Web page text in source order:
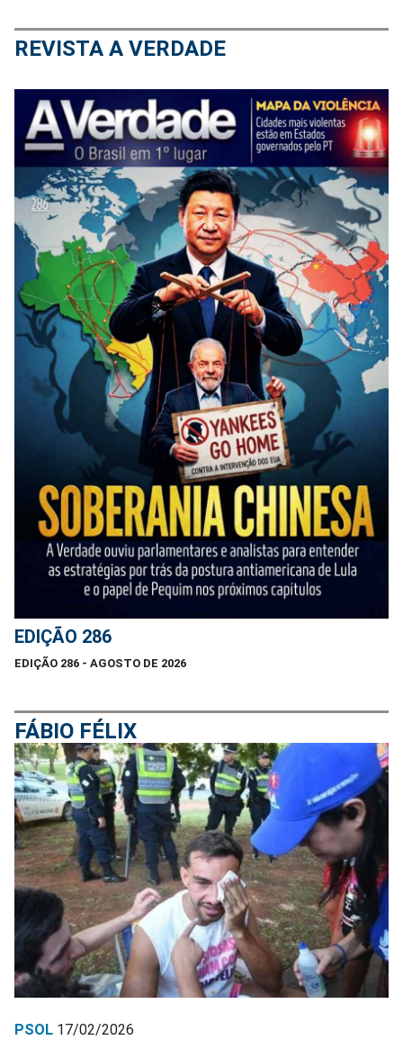
REVISTA A VERDADE
EDIÇÃO 286
EDIÇÃO 286 - AGOSTO DE 2026
FÁBIO FÉLIX
PSOL 17/02/2026